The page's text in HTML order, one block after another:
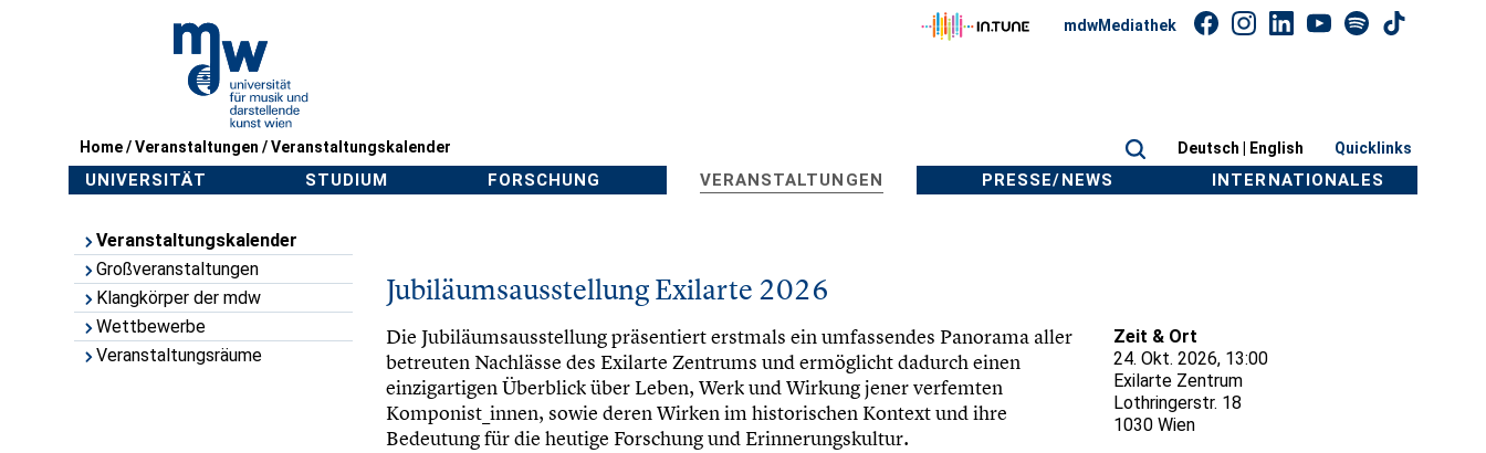
Home/Veranstaltungen /Veranstaltungskalender
mdwMediathek
Deutsch | English Quicklinks
UNIVERSITÄT STUDIUM FORSCHUNG VERANSTALTUNGEN PRESSE/NEWS INTERNATIONALES
Veranstaltungskalender
Großveranstaltungen
Klangkörper der mdw
Wettbewerbe
Veranstaltungsräume
Jubiläumsausstellung Exilarte 2026
Die Jubiläumsausstellung präsentiert erstmals ein umfassendes Panorama aller
betreuten Nachlässe des Exilarte Zentrums und ermöglicht dadurch einen
einzigartigen Überblick über Leben, Werk und Wirkung jener verfemten
Komponist_innen, sowie deren Wirken im historischen Kontext und ihre
Bedeutung für die heutige Forschung und Erinnerungskultur.
Zeit & Ort
24. Okt. 2026, 13:00
Exilarte Zentrum
Lothringerstr. 18
1030 Wien